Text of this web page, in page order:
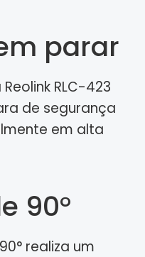
parar
RLC-423
de segurança
em alta
90°
realiza um